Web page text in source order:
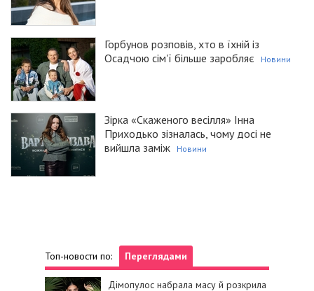
Горбунов розповів, хто в їхній із
Осадчою сім'ї більше заробляє
Новини
Зірка «Скаженого весілля» Інна
Приходько зізналась, чому досі не
вийшла заміж
Новини
Топ-новости по: Переглядами
Дімопулос набрала масу й розкрила